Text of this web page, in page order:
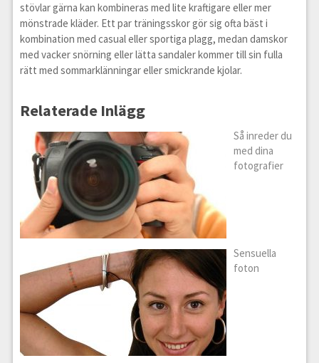
stövlar gärna kan kombineras med lite kraftigare eller mer
mönstrade kläder. Ett par träningsskor gör sig ofta bäst i
kombination med casual eller sportiga plagg, medan damskor
med vacker snörning eller lätta sandaler kommer till sin fulla
rätt med sommarklänningar eller smickrande kjolar.
Relaterade Inlägg
Så inreder du
med dina
fotografier
Sensuella
foton